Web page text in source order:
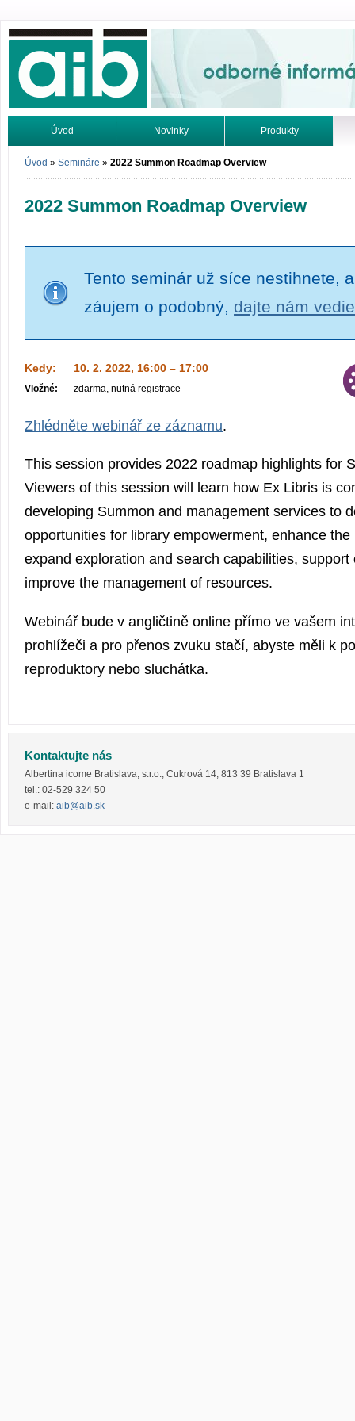
Odborné informácie. Online.
Úvod Novinky Produkty
Vyhľadávanie Tutoriály
Úvod » Semináre » 2022 Summon Roadmap Overview
2022 Summon Roadmap Overview
Tento seminár už síce nestihnete,
záujem o podobný, dajte nám
Kedy: 10. 2. 2022, 16:00 – 17:00
Vložné: zdarma, nutná registrace
Zhlédněte webinář ze záznamu.
This session provides 2022 roadmap highlights for
Viewers of this session will learn how Ex Libris is
developing Summon and management services to
opportunities for library empowerment, enhance
expand exploration and search capabilities, support
improve the management of resources.
Webinář bude v angličtině online přímo ve vašem
prohlížeči a pro přenos zvuku stačí, abyste měli k
reproduktory nebo sluchátka.
Kontaktujte nás
Albertina icome Bratislava, s.r.o. Cukrová 14 813 39 Bratislava 1
tel.: 02-529 324 50
e-mail: aib@aib.sk